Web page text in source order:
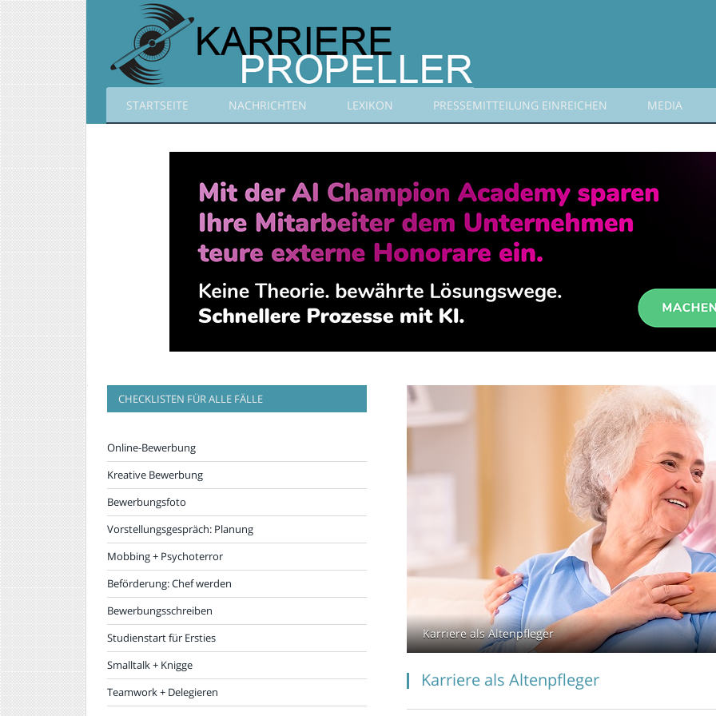
Karrierepropeller
STARTSEITE NACHRICHTEN LEXIKON PRESSEMITTEILUNG EINREICHEN MEDIA
Karriere als Altenpfleger
Karriere als Altenpfleger
CHECKLISTEN FÜR ALLE FÄLLE
Online-Bewerbung
Kreative Bewerbung
Bewerbungsfoto
Vorstellungsgespräch: Planung
Mobbing + Psychoterror
Beförderung: Chef werden
Bewerbungsschreiben
Studienstart für Ersties
Smalltalk + Knigge
Teamwork + Delegieren